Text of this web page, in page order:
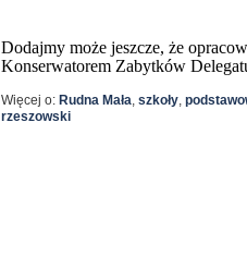
Dodajmy może jeszcze, że
Konserwatorem Zabytków
Więcej o: Rudna Mała, szkoły,
rzeszowski